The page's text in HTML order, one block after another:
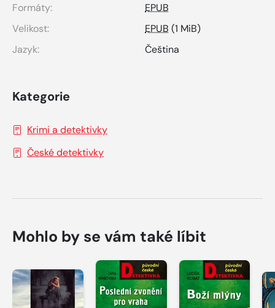
Formáty:
EPUB
Velikost:
EPUB (1 MiB)
Jazyk:
Čeština
Kategorie
Krimi a detektivky
České detektivky
Mohlo by se vám také líbit